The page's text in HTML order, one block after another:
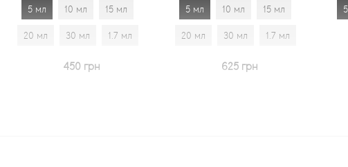
10 мл 15 мл
30 мл 1.7 мл
10 мл 15 мл
20 мл 30 мл 1.7 мл
10 мл